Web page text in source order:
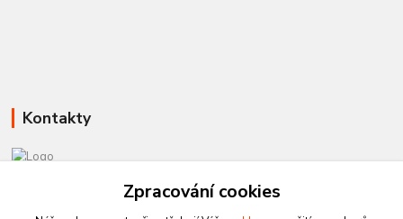
Kontakty
Zpracování cookies